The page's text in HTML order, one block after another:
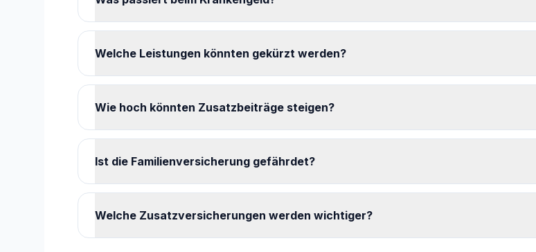
Welche Leistungen könnten gekürzt werden?
Wie hoch könnten Zusatzbeiträge steigen?
Ist die Familienversicherung gefährdet?
Welche Zusatzversicherungen werden wichtiger?